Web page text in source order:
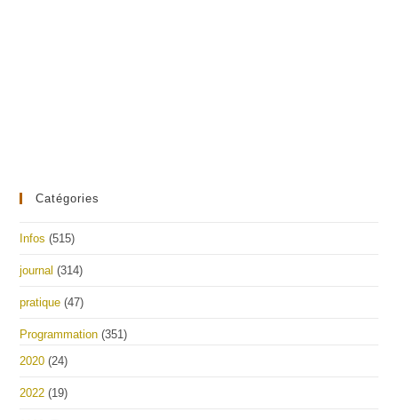
Catégories
Infos (515)
journal (314)
pratique (47)
Programmation (351)
2020 (24)
2022 (19)